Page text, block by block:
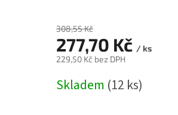
308,55 Kč
277,70 Kč / ks
229,50 Kč bez DPH
cena:
Skladem (12 ks)